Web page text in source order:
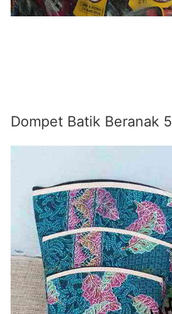
Dompet Batik Beranak 5